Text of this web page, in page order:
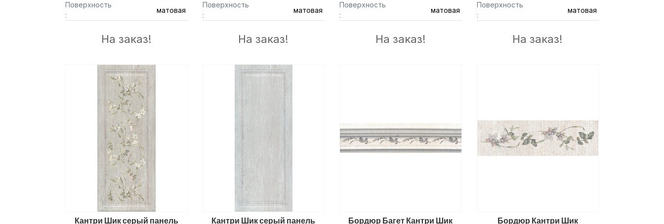
Поверхность
:
матовая
На заказ!
Поверхность
:
матовая
На заказ!
Поверхность
:
матовая
На заказ!
Поверхность
:
матовая
На заказ!
Кантри Шик серый панель Кантри Шик серый панель Бордюр Багет Кантри Шик Бордюр Кантри Шик